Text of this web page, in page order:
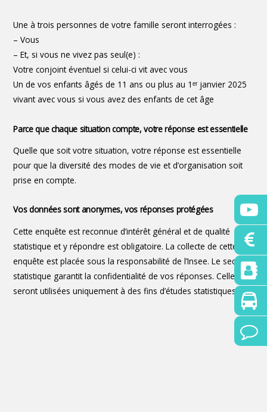
Une à trois personnes de votre famille seront interrogées :
– Vous
– Et, si vous ne vivez pas seul(e) :
Votre conjoint éventuel si celui-ci vit avec vous
Un de vos enfants âgés de 11 ans ou plus au 1ᵉʳ janvier 2025
vivant avec vous si vous avez des enfants de cet âge
Parce que chaque situation compte, votre réponse est essentielle
Quelle que soit votre situation, votre réponse est essentielle
pour que la diversité des modes de vie et d’organisation soit
prise en compte.
Vos données sont anonymes, vos réponses protégées
Cette enquête est reconnue d’intérêt général et de qualité
statistique et y répondre est obligatoire. La collecte de cette
enquête est placée sous la responsabilité de l’Insee. Le secret
statistique garantit la confidentialité de vos réponses. Celles-ci
seront utilisées uniquement à des fins d’études statistiques.